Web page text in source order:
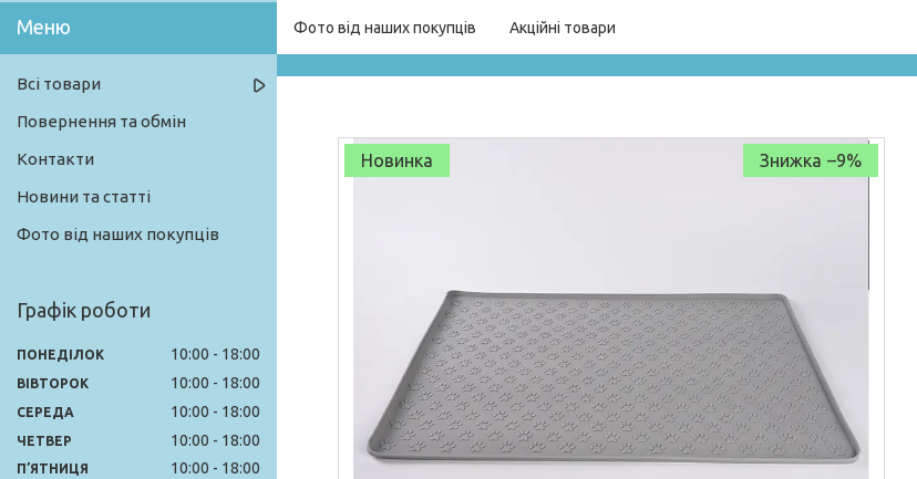
Фото від наших покупців Акційні товари
Новинка –9%
Всі товари
Повернення та обмін
Контакти
Новини та статті
Фото від наших покупців
Графік роботи
ПОНЕДІЛОК 10:00 18:00
ВІВТОРОК 10:00 18:00
СЕРЕДА 10:00 18:00
ЧЕТВЕР 10:00 18:00
ПʼЯТНИЦЯ 10:00 18:00